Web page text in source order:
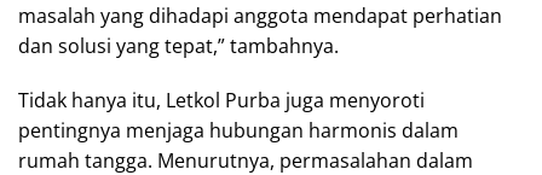
masalah yang dihadapi anggota mendapat perhatian
dan solusi yang tepat,” tambahnya.
Tidak hanya itu, Letkol Purba juga menyoroti
pentingnya menjaga hubungan harmonis dalam
rumah tangga. Menurutnya, permasalahan dalam